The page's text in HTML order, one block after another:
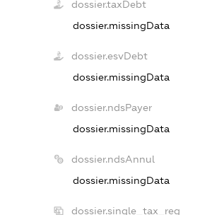
dossier.taxDebt
dossier.missingData
dossier.esvDebt
dossier.missingData
dossier.ndsPayer
dossier.missingData
dossier.ndsAnnul
dossier.missingData
dossier.single_tax_reg